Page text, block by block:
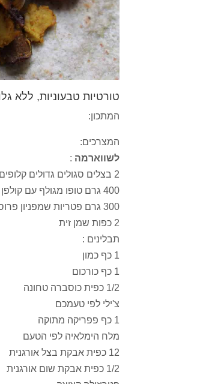
טורטיות טבעוניות, ללא
המתכון:
המצרכים:
לשווארמה :
2 בצלים סגולים גדולים קלופים ופרוסים דק לירחים
400 גרם טופו מגולף עם קולפן
300 גרם פטריות שמפניון פרוסות דק
2 כפות שמן זית
תבלינים :
1 כף כמון
1 כף כורכום
1/2 כפית כוסברה טחונה
צ'ילי לפי טעמכם
1 כף פפריקה מתוקה
מלח הימלאיה לפי הטעם
12 כפית אבקת בצל אורגנית
1/2 כפית אבקת שום אורגנית